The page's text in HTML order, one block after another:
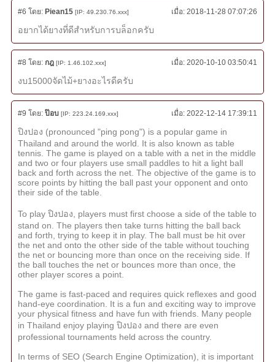
#6 โดย: Piean15 [IP: 49.230.76.xxx] เมื่อ:2018-11-28 07:07:26
อยากได้ยางที่ดีสำหรับการบล็อกครับ
#8 โดย: กฎ [IP: 1.46.102.xxx] เมื่อ:2020-10-10 03:50:41
งบ15000จัดไม้+ยางอะไรดีครับ
#9 โดย: ป๊อบ [IP: 223.24.169.xxx] เมื่อ:2022-12-14 17:39:11
ปิงปอง (pronounced "ping pong") is a popular game in
Thailand and around the world. It is also known as table
tennis. The game is played on a table with a net in the middle
and two or four players use small paddles to hit a light ball
back and forth across the net. The objective of the game is to
score points by hitting the ball past your opponent and onto
their side of the table.
To play ปิงปอง, players must first choose a side of the table to
stand on. The players then take turns hitting the ball back
and forth, trying to keep it in play. The ball must be hit over
the net and onto the other side of the table without touching
the net or bouncing more than once on the receiving side. If
the ball touches the net or bounces more than once, the
other player scores a point.
The game is fast-paced and requires quick reflexes and good
hand-eye coordination. It is a fun and exciting way to improve
your physical fitness and have fun with friends. Many people
in Thailand enjoy playing ปิงปอง and there are even
professional tournaments held across the country.
In terms of SEO (Search Engine Optimization), it is important